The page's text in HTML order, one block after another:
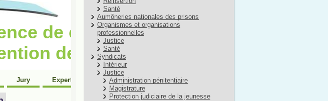
Santé
Aumôneries nationales des prisons
Organismes et organisations
professionnelles
Justice
Santé
Syndicats
Intérieur
Justice
Administration pénitentiaire
Magistrature
Protection judiciaire de la jeunesse